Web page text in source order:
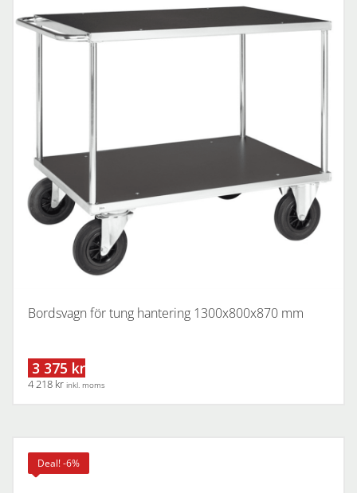
Bordsvagn för tung hantering 1300x800x870 mm
3 375 kr
4 218 kr inkl. moms
Deal! -6%
Bordsvagn